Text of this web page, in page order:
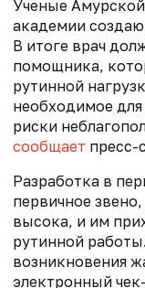
Ученые
академии
В итоге врач
помощника,
рутинной
необходимое
риски
сообщает пресс-
Разработка в
первичное
высока, и им
рутинной
возникновения
электронный